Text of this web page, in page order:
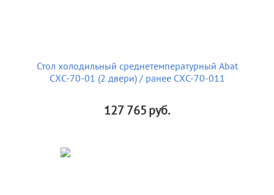
Стол холодильный среднетемпературный Abat
СХС-70-01 (2 двери) / ранее СХС-70-011
127 765руб.